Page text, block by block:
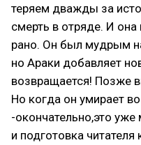
теряем дважды за
смерть в отряде. И
рано. Он был мудрым
но Араки добавляет
возвращается! Позже
Но когда он умирает
-окончательно,это
и подготовка